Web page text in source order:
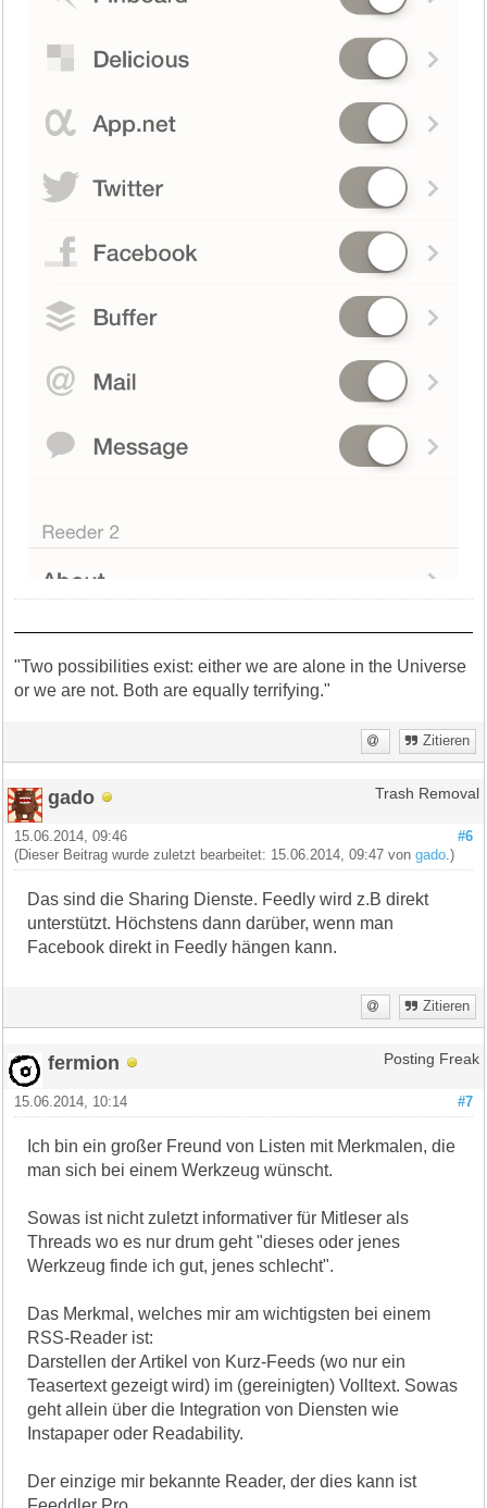
"Two possibilities exist: either we are alone in the Universe
or we are not. Both are equally terrifying."
Zitieren
gado Trash Removal
#6
15.06.2014, 09:46
(Dieser Beitrag wurde zuletzt bearbeitet: 15.06.2014, 09:47 vongado .)
Das sind die Sharing Dienste. Feedly wird z.B direkt
unterstützt. Höchstens dann darüber, wenn man
Facebook direkt in Feedly hängen kann.
Zitieren
fermion Posting Freak
#7
15.06.2014, 10:14
Ich bin ein großer Freund von Listen mit Merkmalen, die
man sich bei einem Werkzeug wünscht.
Sowas ist nicht zuletzt informativer für Mitleser als
Threads wo es nur drum geht "dieses oder jenes
Werkzeug finde ich gut, jenes schlecht".
Das Merkmal, welches mir am wichtigsten bei einem
RSS-Reader ist:
Darstellen der Artikel von Kurz-Feeds (wo nur ein
Teasertext gezeigt wird) im (gereinigten) Volltext. Sowas
geht allein über die Integration von Diensten wie
Instapaper oder Readability.
Der einzige mir bekannte Reader, der dies kann ist